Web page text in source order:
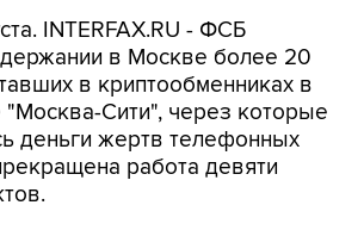
INTERFAX.RU - ФСБ
в Москве более 20
в криптообменниках в
"Москва-Сити", через которые
деньги жертв телефонных
работа девяти